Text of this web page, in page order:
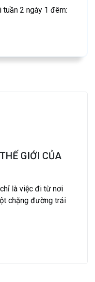
tuần 2 ngày 1 đêm:
GIỚI CỦA
là việc đi từ nơi
chặng đường trải